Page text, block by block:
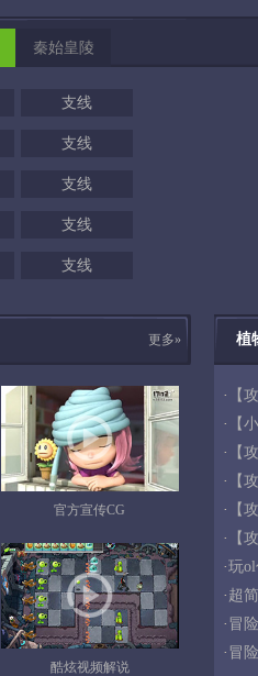
秦始皇陵
支线
支线
支线
支线
支线
更多»
官方宣传CG
酷炫视频解说
植
·
【
·
【
·
【
·
【
·
【
·
【
·玩ol
· 超
· 冒
· 冒